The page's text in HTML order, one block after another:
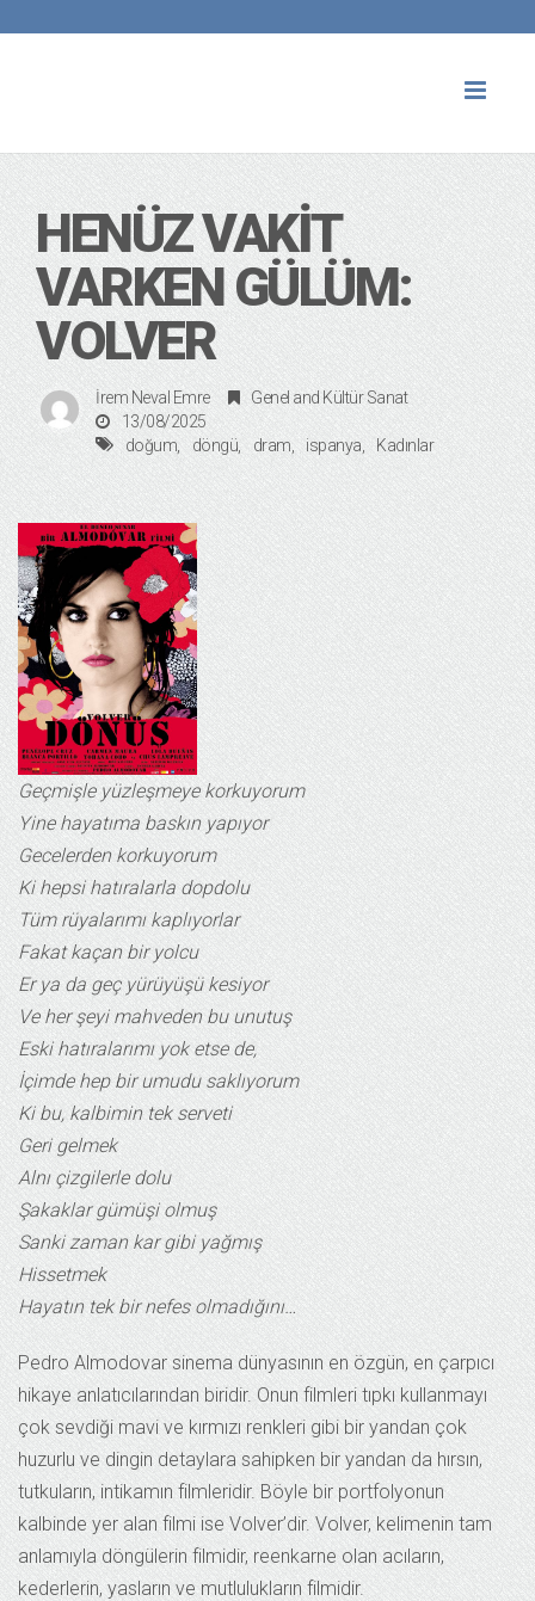
HENÜZ VAKIT
VARKEN GÜLÜM:
VOLVER
İrem Neval Emre Genel and Kültür Sanat
13/08/2025
doğum
döngü dram ispanya Kadınlar
Geçmişle yüzleşmeye korkuyorum
Yine hayatıma baskın yapıyor
Gecelerden korkuyorum
Ki hepsi hatıralarla dopdolu
Tüm rüyalarımı kaplıyorlar
Fakat kaçan bir yolcu
Er ya da geç yürüyüşü kesiyor
Ve her şeyi mahveden bu unutuş
Eski hatıralarımı yok etse de,
İçimde hep bir umudu saklıyorum
Ki bu, kalbimin tek serveti
Geri gelmek
Alnı çizgilerle dolu
Şakaklar gümüşi olmuş
Sanki zaman kar gibi yağmış
Hissetmek
Hayatın tek bir nefes olmadığını…
Pedro Almodovar sinema dünyasının en özgün, en çarpıcı
hikaye anlatıcılarından biridir. Onun filmleri tıpkı kullanmayı
çok sevdiği mavi ve kırmızı renkleri gibi bir yandan çok
huzurlu ve dingin detaylara sahipken bir yandan da hırsın,
tutkuların, intikamın filmleridir. Böyle bir portfolyonun
kalbinde yer alan filmi ise Volver’dir. Volver, kelimenin tam
anlamıyla döngülerin filmidir, reenkarne olan acıların,
kederlerin, yasların ve mutlulukların filmidir.